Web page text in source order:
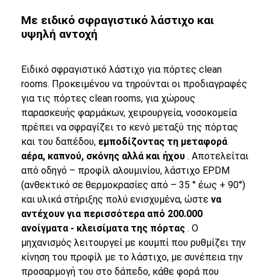
Με ειδικό σφραγιστικό λάστιχο και
υψηλή αντοχή
Ειδικό σφραγιστικό λάστιχο για πόρτες clean
rooms. Προκειμένου να τηρούνται οι προδιαγραφές
για τις πόρτες clean rooms, για χώρους
παρασκευής φαρμάκων, χειρουργεία, νοσοκομεία
πρέπει να σφραγίζει το κενό μεταξύ της πόρτας
και του δαπέδου, εμποδίζοντας τη μεταφορά
αέρα, καπνού, σκόνης αλλά και ήχου . Αποτελείται
από οδηγό – προφίλ αλουμινίου, λάστιχο EPDM
(ανθεκτικό σε θερμοκρασίες από – 35 ° έως + 90°)
και υλικά στήριξης πολύ ενισχυμένα, ώστε να
αντέχουν για περισσότερα από 200.000
ανοίγματα - κλεισίματα της πόρτας . Ο
μηχανισμός λειτουργεί με κουμπί που ρυθμίζει την
κίνηση του προφίλ με το λάστιχο, με συνέπεια την
προσαρμογή του στο δάπεδο, κάθε φορά που